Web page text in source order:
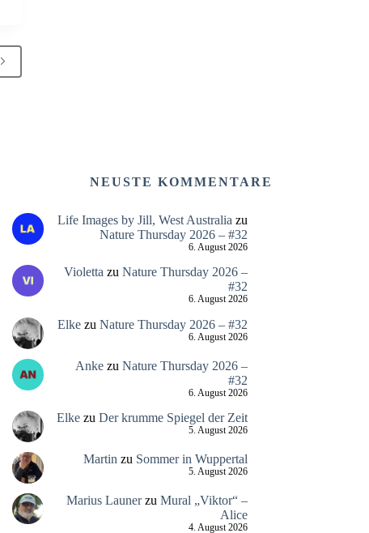
NEUSTE KOMMENTARE
Life Images by Jill, West Australia zu
Nature Thursday 2026 – #32
6. August 2026
Violetta zu Nature Thursday 2026 –
#32
6. August 2026
Elkezu Nature Thursday 2026 – #32
6. August 2026
Ankezu Nature Thursday 2026 –
#32
6. August 2026
Elkezu Der krumme Spiegel der Zeit
5. August 2026
Martin zu Sommer in Wuppertal
5. August 2026
Marius Launerzu Mural „Viktor“ –
Alice
4. August 2026